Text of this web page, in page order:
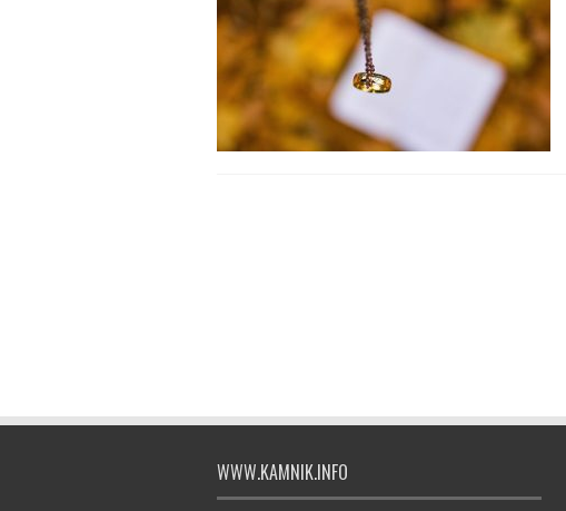
WWW.KAMNIK.INFO